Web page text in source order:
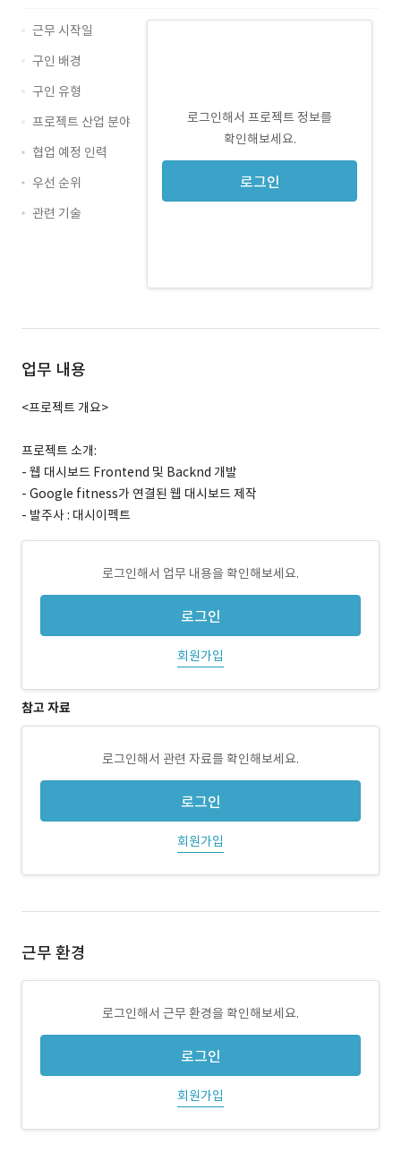
로그인해서 프로젝트 정보를
확인해보세요.
로그인
근무 시작일
구인 배경
구인 유형
프로젝트 산업 분야
협업 예정 인력
우선 순위
관련 기술
업무 내용
<프로젝트 개요>
프로젝트 소개:
- 웹 대시보드 Frontend 및 Backnd 개발
- Google fitness가 연결된 웹 대시보드 제작
- 발주사 : 대시이펙트
로그인해서 업무 내용을 확인해보세요.
로그인
회원가입
참고 자료
로그인해서 관련 자료를 확인해보세요.
로그인
회원가입
근무 환경
로그인해서 근무 환경을 확인해보세요.
로그인
회원가입